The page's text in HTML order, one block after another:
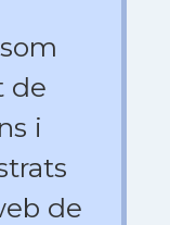
de
i
de